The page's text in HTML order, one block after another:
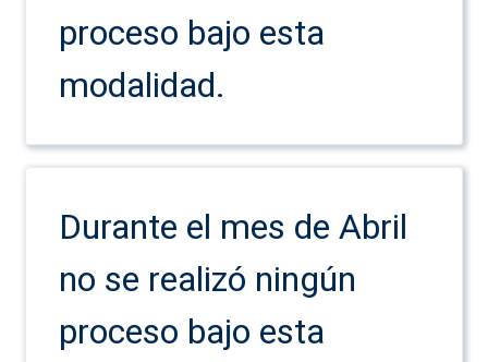
proceso bajo esta
modalidad.
Durante el mes de Abril
no se realizó ningún
proceso bajo esta